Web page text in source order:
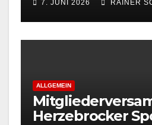
7. JUNI 2026 RAINER
ALLGEMEIN
Herzebrocker